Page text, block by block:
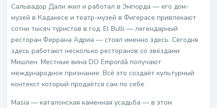
Сальвадор Дали жил и работал в Эмпорда — его дом-
музей в Кадакесе и театр-музей в Фигерасе привлекают
сотни тысяч туристов в год. El Bulli — легендарный
ресторан Феррана Адриа — стоял именно здесь. Сегодня
здесь работают несколько ресторанов со звёздами
Мишлен. Местные вина DO Empordà получают
международное признание. Всё это создаёт культурный
контекст который продаётся сам по себе.
Masia — каталонская каменная усадьба — в этом